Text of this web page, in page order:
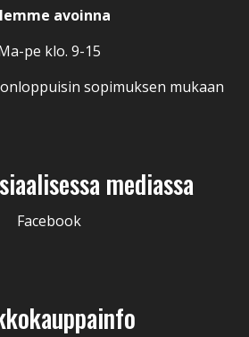
avoinna
pe klo. 9-15
sopimuksen mukaan
mediassa
Facebook